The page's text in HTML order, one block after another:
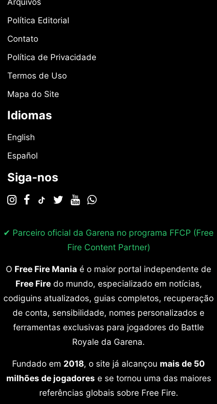
Arquivos
Política Editorial
Contato
Política de Privacidade
Termos de Uso
Mapa do Site
Idiomas
English
Español
Siga-nos
✔ Parceiro oficial da Garena no programa FFCP (Free
Fire Content Partner)
O Free Fire Mania é o maior portal independente de
Free Firedo mundo, especializado em notícias,
codiguins atualizados, guias completos, recuperação
de conta, sensibilidade, nomes personalizados e
ferramentas exclusivas para jogadores do Battle
Royale da Garena.
Fundado em 2018, o site já alcançou mais de 50
milhões de jogadores e se tornou uma das maiores
referências globais sobre Free Fire.